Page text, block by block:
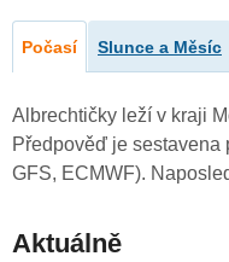
Počasí Slunce a Měsíc
Albrechtičky leží v kraji
Předpověď je sestavena
GFS, ECMWF).
Aktuálně